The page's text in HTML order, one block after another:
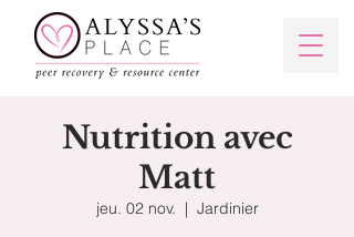
Nutrition avec
Matt
jeu. 02 nov.
  |
Jardinier